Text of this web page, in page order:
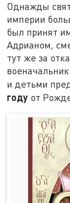
Однажды
империи
был принят
Адрианом,
тут же за
и детьми
году от